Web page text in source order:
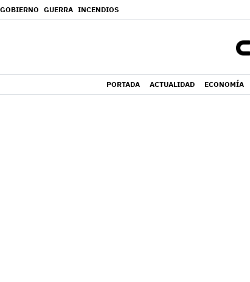
GOBIERNO GUERRA INCENDIOS
PORTADA ACTUALIDAD ECONOMÍA